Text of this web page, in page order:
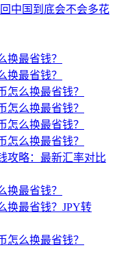
中国到底会不会多花
换最省钱？
换最省钱？
怎么换最省钱？
怎么换最省钱？
怎么换最省钱？
怎么换最省钱？
攻略：最新汇率对比
换最省钱？
换最省钱？JPY转
怎么换最省钱？